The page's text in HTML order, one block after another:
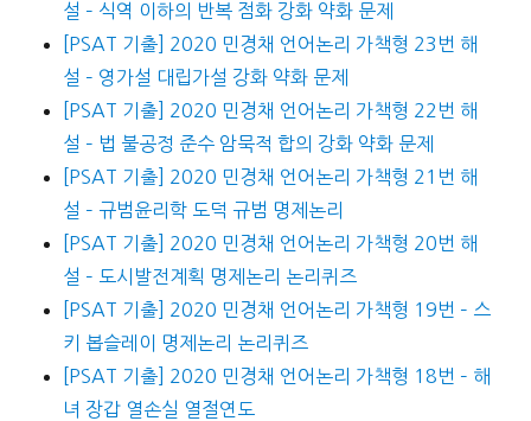
설 – 식역 이하의 반복 점화 강화 약화 문제
[PSAT 기출] 2020 민경채 언어논리 가책형 23번 해
설 – 영가설 대립가설 강화 약화 문제
[PSAT 기출] 2020 민경채 언어논리 가책형 22번 해
설 – 법 불공정 준수 암묵적 합의 강화 약화 문제
[PSAT 기출] 2020 민경채 언어논리 가책형 21번 해
설 – 규범윤리학 도덕 규범 명제논리
[PSAT 기출] 2020 민경채 언어논리 가책형 20번 해
설 – 도시발전계획 명제논리 논리퀴즈
[PSAT 기출] 2020 민경채 언어논리 가책형 19번 – 스
키 봅슬레이 명제논리 논리퀴즈
[PSAT 기출] 2020 민경채 언어논리 가책형 18번 – 해
녀 장갑 열손실 열절연도